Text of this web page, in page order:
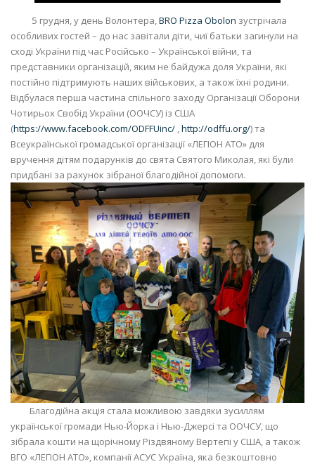
5 грудня, у день Волонтера,BRO Pizza Obolon зустрічала
особливих гостей – до нас завітали діти, чиї батьки загинули на
сході України під час Російсько – Української війни, та
представники організацій, яким не байдужа доля України, які
постійно підтримують наших військових, а також їхні родини.
Відбулася перша частина спільного заходу Організації Оборони
Чотирьох Свобід України (ООЧСУ) із США
(https://www.facebook.com/ODFFUinc/ ,http://odffu.org/) та
Всеукраїнської громадської організації «ЛЕГІОН АТО» для
вручення дітям подарунків до свята Святого Миколая, які були
придбані за рахунок зібраної благодійної допомоги.
Благодійна акція стала можливою завдяки зусиллям
української громади Нью-Йорка і Нью-Джерсі та ООЧСУ, що
зібрала кошти на щорічному Різдвяному Вертепі у США, а також
ВГО «ЛЕГІОН АТО», компанії АСУС Україна, яка безкоштовно